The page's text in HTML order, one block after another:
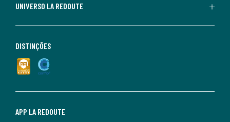
UNIVERSO LA REDOUTE
APP LA REDOUTE
DISTINÇÕES